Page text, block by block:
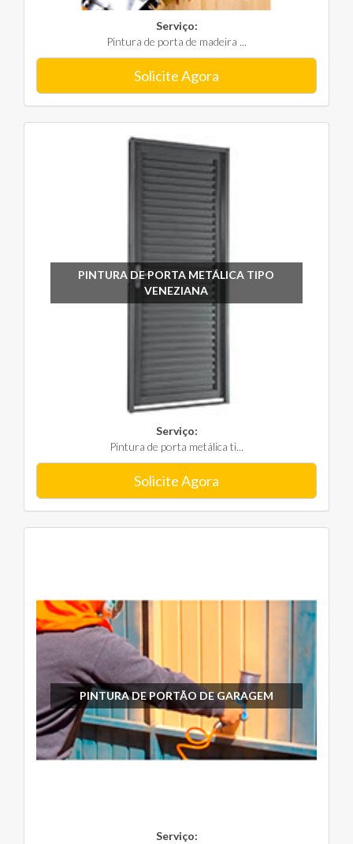
Serviço:
Pintura de porta de madeira ...
Solicite Agora
PINTURA DE PORTA METÁLICA TIPO
VENEZIANA
Serviço:
Pintura de porta metálica ti...
Solicite Agora
PINTURA DE PORTÃO DE GARAGEM
Serviço: